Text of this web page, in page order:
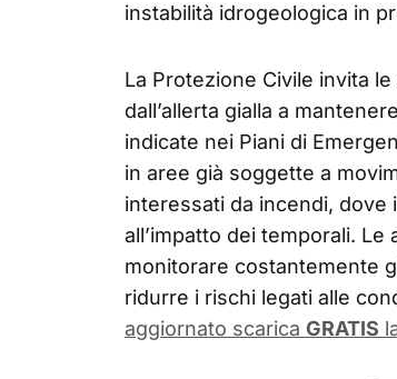
instabilità idrogeologica in
La Protezione Civile invita
dall’allerta gialla a
indicate nei Piani di
in aree già soggette a
interessati da incendi,
all’impatto dei temporali.
monitorare costantemente
ridurre i rischi legati alle
aggiornato scarica GRATIS